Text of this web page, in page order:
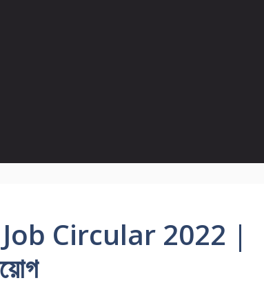
Circular 2022 |